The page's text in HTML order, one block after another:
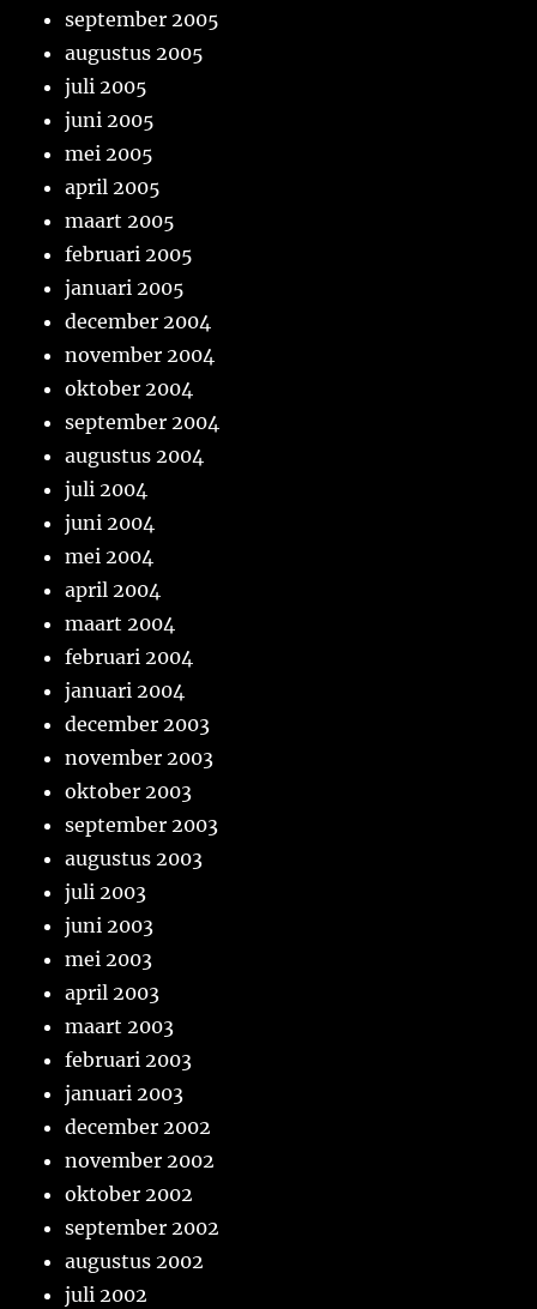
september 2005
augustus 2005
juli 2005
juni 2005
mei 2005
april 2005
maart 2005
februari 2005
januari 2005
december 2004
november 2004
oktober 2004
september 2004
augustus 2004
juli 2004
juni 2004
mei 2004
april 2004
maart 2004
februari 2004
januari 2004
december 2003
november 2003
oktober 2003
september 2003
augustus 2003
juli 2003
juni 2003
mei 2003
april 2003
maart 2003
februari 2003
januari 2003
december 2002
november 2002
oktober 2002
september 2002
augustus 2002
juli 2002